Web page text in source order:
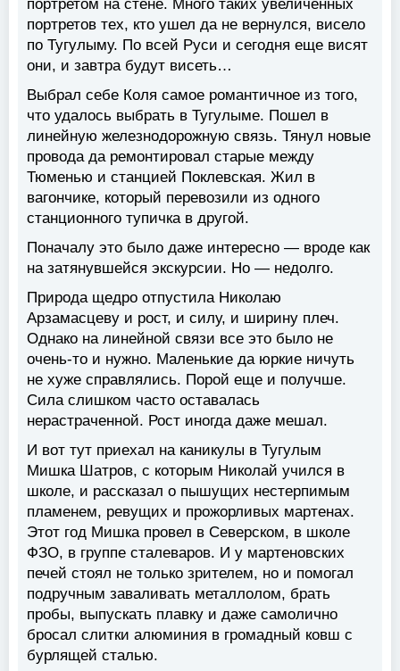
портретом на стене. Много таких увеличенных
портретов тех, кто ушел да не вернулся, висело
по Тугулыму. По всей Руси и сегодня еще висят
они, и завтра будут висеть…
Выбрал себе Коля самое романтичное из того,
что удалось выбрать в Тугулыме. Пошел в
линейную железнодорожную связь. Тянул новые
провода да ремонтировал старые между
Тюменью и станцией Поклевская. Жил в
вагончике, который перевозили из одного
станционного тупичка в другой.
Поначалу это было даже интересно — вроде как
на затянувшейся экскурсии. Но — недолго.
Природа щедро отпустила Николаю
Арзамасцеву и рост, и силу, и ширину плеч.
Однако на линейной связи все это было не
очень-то и нужно. Маленькие да юркие ничуть
не хуже справлялись. Порой еще и получше.
Сила слишком часто оставалась
нерастраченной. Рост иногда даже мешал.
И вот тут приехал на каникулы в Тугулым
Мишка Шатров, с которым Николай учился в
школе, и рассказал о пышущих нестерпимым
пламенем, ревущих и прожорливых мартенах.
Этот год Мишка провел в Северском, в школе
ФЗО, в группе сталеваров. И у мартеновских
печей стоял не только зрителем, но и помогал
подручным заваливать металлолом, брать
пробы, выпускать плавку и даже самолично
бросал слитки алюминия в громадный ковш с
бурлящей сталью.